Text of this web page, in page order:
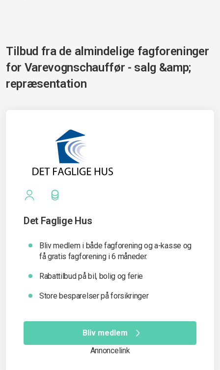
Tilbud fra de almindelige fagforeninger
for Varevognschauffør - salg &amp;
repræsentation
Det Faglige Hus
Bliv medlem i både fagforening og a-kasse og
få gratis fagforening i 6 måneder.
Rabattilbud på bil, bolig og ferie
Store besparelser på forsikringer
Bliv medlem
Annoncelink